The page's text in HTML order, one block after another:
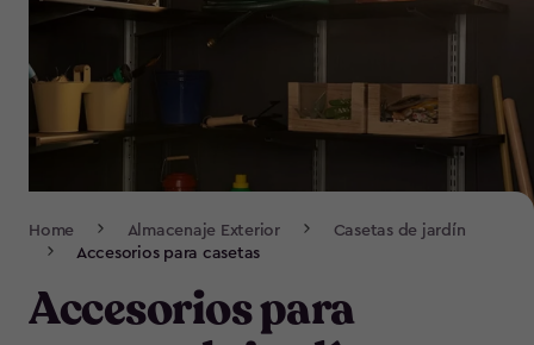
Navigation
Home Almacenaje Exterior
Casetas de jardín
Accesorios para casetas
Accesorios para